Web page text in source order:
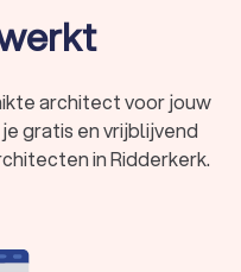
architect voor jouw
gratis en vrijblijvend
in Ridderkerk.